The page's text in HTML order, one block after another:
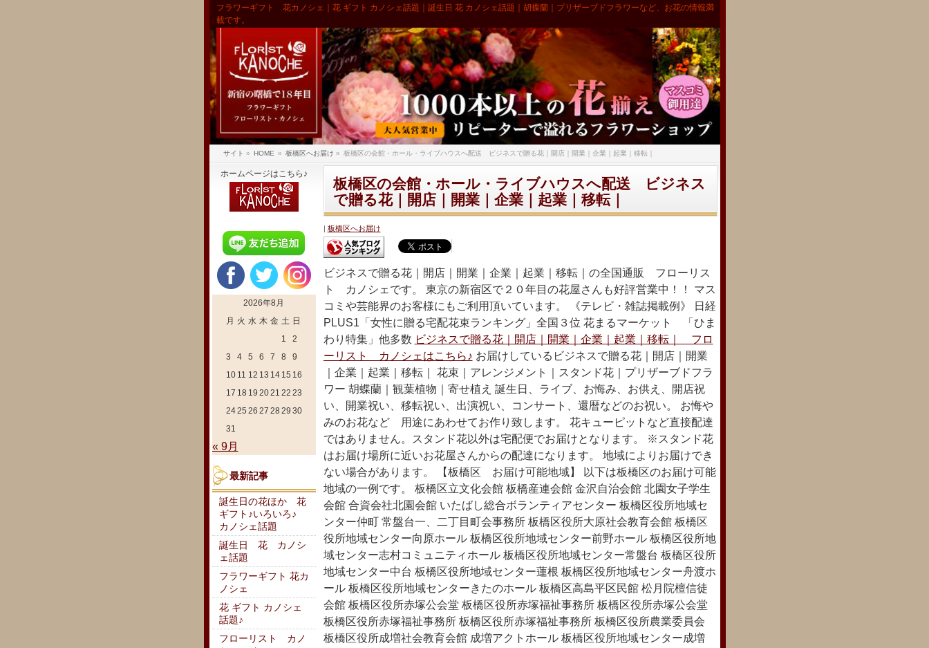
フラワーギフト 花カノシェ｜花 ギフト カノシェ話題｜誕生日 花 カノシェ話題｜胡蝶蘭｜プリザーブドフラワーなど、お花の情報満
載です。
サイト » HOME » 板橋区へお届け » 板橋区の会館・ホール・ライブハウスへ配送 ビジネスで贈る花｜開店｜開業｜企業｜起業｜移転｜
板橋区の会館・ホール・ライブハウスへ配送 ビジネス
で贈る花｜開店｜開業｜企業｜起業｜移転｜
板橋区へお届け
ビジネスで贈る花｜開店｜開業｜企業｜起業｜移転｜の全国通販 フローリス
ト カノシェです。 東京の新宿区で２０年目の花屋さんも好評営業中！！ マス
コミや芸能界のお客様にもご利用頂いています。 《テレビ・雑誌掲載例》 日経
PLUS1「女性に贈る宅配花束ランキング」全国３位 花まるマーケット 「ひま
わり特集」他多数 ビジネスで贈る花｜開店｜開業｜企業｜起業｜移転｜ フロ
ーリスト カノシェはこちら♪ お届けしているビジネスで贈る花｜開店｜開業
｜企業｜起業｜移転｜ 花束｜アレンジメント｜スタンド花｜プリザーブドフラ
ワー 胡蝶蘭｜観葉植物｜寄せ植え 誕生日、ライブ、お悔み、お供え、開店祝
い、開業祝い、移転祝い、出演祝い、コンサート、還暦などのお祝い。 お悔や
みのお花など 用途にあわせてお作り致します。 花キューピットなど直接配達
ではありません。スタンド花以外は宅配便でお届けとなります。 ※スタンド花
はお届け場所に近いお花屋さんからの配達になります。 地域によりお届けでき
ない場合があります。 【板橋区 お届け可能地域】 以下は板橋区のお届け可能
地域の一例です。 板橋区立文化会館 板橋産連会館 金沢自治会館 北園女子学生
会館 合資会社北園会館 いたばし総合ボランティアセンター 板橋区役所地域セ
ンター仲町 常盤台一、二丁目町会事務所 板橋区役所大原社会教育会館 板橋区
役所地域センター向原ホール 板橋区役所地域センター前野ホール 板橋区役所地
域センター志村コミュニティホール 板橋区役所地域センター常盤台 板橋区役所
地域センター中台 板橋区役所地域センター蓮根 板橋区役所地域センター舟渡ホ
ール 板橋区役所地域センターきたのホール 板橋区高島平区民館 松月院檀信徒
会館 板橋区役所赤塚公会堂 板橋区役所赤塚福祉事務所 板橋区役所赤塚公会堂
板橋区役所赤塚福祉事務所 板橋区役所赤塚福祉事務所 板橋区役所農業委員会
板橋区役所成増社会教育会館 成増アクトホール 板橋区役所地域センター成増
ホームページはこちら♪
2026年8月
月 火 水 木 金 土 日
1
2
3
4 5 6 7 8
9
10 11 12 13 14 15 16
17 18 19 2021 22 23
2425 26 27 28 29 30
31
« 9月
最新記事
誕生日の花ほか 花
ギフト♪いろいろ♪
カノシェ話題
誕生日 花 カノシ
ェ話題
フラワーギフト 花カ
ノシェ
花 ギフト カノシェ
話題♪
フローリスト カノ